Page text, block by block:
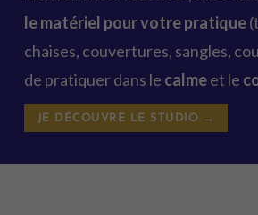
le matériel pour votre pratique
chaises, couvertures, sangles,
de pratiquer dans le calmeet le
JE DÉCOUVRE LE STUDIO →